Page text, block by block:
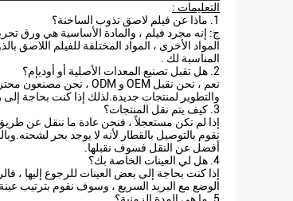
التعليمات :
1. ماذا عن فيلم لاصق تذوب الساخنة؟
ج: إنه مجرد فيلم ، والمادة الأساسية هي ورق
المواد الأخرى ، المواد المختلفة للفيلم
المناسبة لك .
2. هل تقبل تصنيع المعدات الأصلية أو أوديإم؟
والتطوير لمنتجات جديدة.لذلك إذا كنت بحاجة
3. كيف يتم نقل المنتجات؟
إذا لم تكن مستعجلاً ، فنحن عادة ما ننقل عن
نقوم بالتوصيل بالقطار لأنه لا يوجد بحر
أفضل عن النقل فسوف نقبلها.
4. هل لي العينات الخاصة بك؟
إذا كنت بحاجة إلى بعض العينات للرجوع إليها ،
الوضع مع البريد السريع ، وسوف نقوم بترتيب عينة